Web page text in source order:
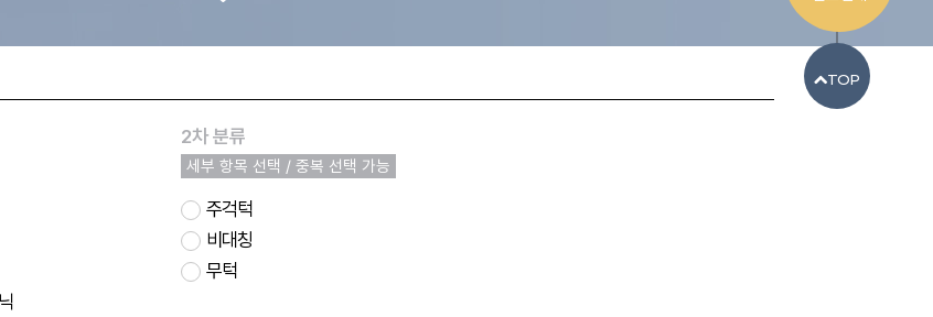
2차 분류
세부 항목 선택 / 중복 선택 가능
주걱턱
비대칭
무턱
TOP